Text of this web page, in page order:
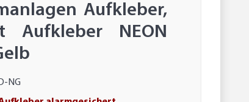
Aufkleber,
Aufkleber NEON
NG